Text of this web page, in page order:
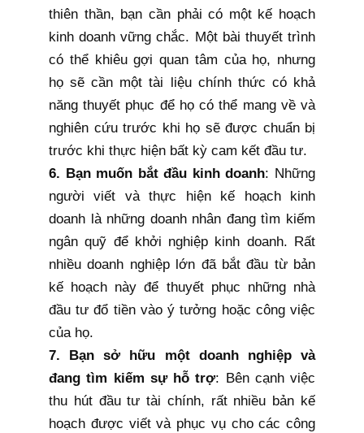
thiên thần, bạn cần phải có một kế hoạch
kinh doanh vững chắc. Một bài thuyết trình
có thể khiêu gợi quan tâm của họ, nhưng
họ sẽ cần một tài liệu chính thức có khả
năng thuyết phục để họ có thể mang về và
nghiên cứu trước khi họ sẽ được chuẩn bị
trước khi thực hiện bất kỳ cam kết đầu tư.
6. Bạn muốn bắt đầu kinh doanh: Những
người viết và thực hiện kế hoạch kinh
doanh là những doanh nhân đang tìm kiếm
ngân quỹ để khởi nghiệp kinh doanh. Rất
nhiều doanh nghiệp lớn đã bắt đầu từ bản
kế hoạch này để thuyết phục những nhà
đầu tư đổ tiền vào ý tưởng hoặc công việc
của họ.
7. Bạn sở hữu một doanh nghiệp và
đang tìm kiếm sự hỗ trợ: Bên cạnh việc
thu hút đầu tư tài chính, rất nhiều bản kế
hoạch được viết và phục vụ cho các công